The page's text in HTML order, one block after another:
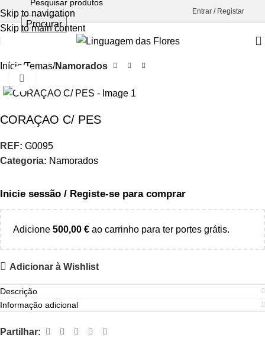
Skip to navigation
Skip to main content
Procurar
Entrar / Registar
Início Temas Namorados
CORAÇAO C/ PES
REF: G0095
Categoria: Namorados
Inicie sessão / Registe-se para comprar
Adicione 500,00 € ao carrinho para ter portes grátis.
Adicionar à Wishlist
Descrição
Informação adicional
Partilhar: